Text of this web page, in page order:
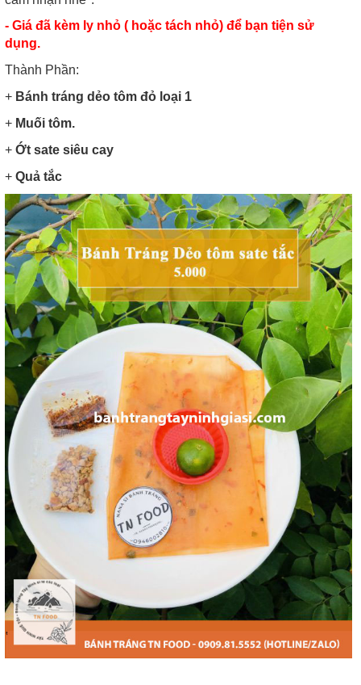
- Giá đã kèm ly nhỏ ( hoặc tách nhỏ) để bạn tiện sử
dụng.
Thành Phần:
+ Bánh tráng dẻo tôm đỏ loại 1
+ Muối tôm.
+ Ớt sate siêu cay
+ Quả tắc